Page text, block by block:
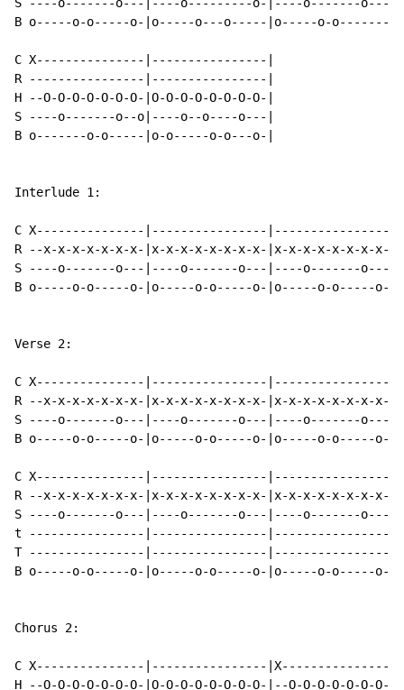
S ----o-------o---|----o---------o-|----o-------o---
B o-----o-o-----o-|o-----o---o-----|o-----o-o-------
C X---------------|----------------|
R ----------------|----------------|
H --O-O-O-O-O-O-O-|O-O-O-O-O-O-O-O-|
S ----o-------o--o|----o--o----o---|
B o-------o-o-----|o-o-----o-o---o-|
Interlude 1:
C X---------------|----------------|----------------
R --x-x-x-x-x-x-x-|x-x-x-x-x-x-x-x-|x-x-x-x-x-x-x-
S ----o-------o---|----o-------o---|----o-------o---|--
B o-----o-o-----o-|o-----o-o-----o-|o-----o-o-----o-
Verse 2:
C X---------------|----------------|----------------
R --x-x-x-x-x-x-x-|x-x-x-x-x-x-x-x-|x-x-x-x-x-x-x-x-
S ----o-------o---|----o-------o---|----o-------o---
B o-----o-o-----o-|o-----o-o-----o-|o-----o-o-----o-
C X---------------|----------------|----------------
R --x-x-x-x-x-x-x-|x-x-x-x-x-x-x-x-|x-x-x-x-x-x-x-
S ----o-------o---|----o-------o---|----o-------o---
t ----------------|----------------|----------------
T ----------------|----------------|----------------
B o-----o-o-----o-|o-----o-o-----o-|o-----o-o-----
Chorus 2:
C X---------------|----------------|X---------------
H --O-O-O-O-O-O-O-|O-O-O-O-O-O-O-O-|--O-O-O-O-O-O-O-